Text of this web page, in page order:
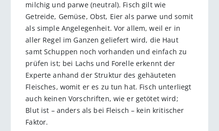
milchig und parwe (neutral). Fisch gilt wie
Getreide, Gemüse, Obst, Eier als parwe und somit
als simple Angelegenheit. Vor allem, weil er in
aller Regel im Ganzen geliefert wird, die Haut
samt Schuppen noch vorhanden und einfach zu
prüfen ist; bei Lachs und Forelle erkennt der
Experte anhand der Struktur des gehäuteten
Fleisches, womit er es zu tun hat. Fisch unterliegt
auch keinen Vorschriften, wie er getötet wird;
Blut ist – anders als bei Fleisch – kein kritischer
Faktor.